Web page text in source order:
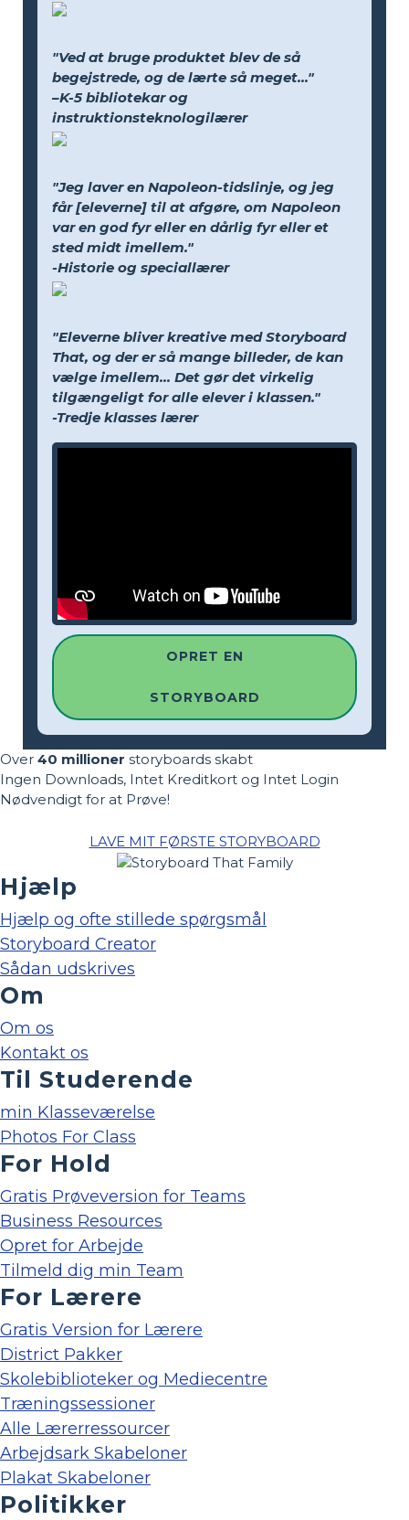
"Ved at bruge produktet blev de så
begejstrede, og de lærte så meget..."
–K-5 bibliotekar og
instruktionsteknologilærer
"Jeg laver en Napoleon-tidslinje, og jeg
får [eleverne] til at afgøre, om Napoleon
var en god fyr eller en dårlig fyr eller et
sted midt imellem."
-Historie og speciallærer
"Eleverne bliver kreative med Storyboard
That, og der er så mange billeder, de kan
vælge imellem... Det gør det virkelig
tilgængeligt for alle elever i klassen."
-Tredje klasses lærer
OPRET EN
STORYBOARD
Over 40 millioner storyboards skabt
Ingen Downloads, Intet Kreditkort og Intet Login
Nødvendigt for at Prøve!
LAVE MIT FØRSTE STORYBOARD
Hjælp
Hjælp og ofte stillede spørgsmål
Storyboard Creator
Sådan udskrives
Om
Om os
Kontakt os
Til Studerende
min Klasseværelse
Photos For Class
For Hold
Gratis Prøveversion for Teams
Business Resources
Opret for Arbejde
Tilmeld dig min Team
For Lærere
Gratis Version for Lærere
District Pakker
Skolebiblioteker og Mediecentre
Træningssessioner
Alle Lærerressourcer
Arbejdsark Skabeloner
Plakat Skabeloner
Politikker